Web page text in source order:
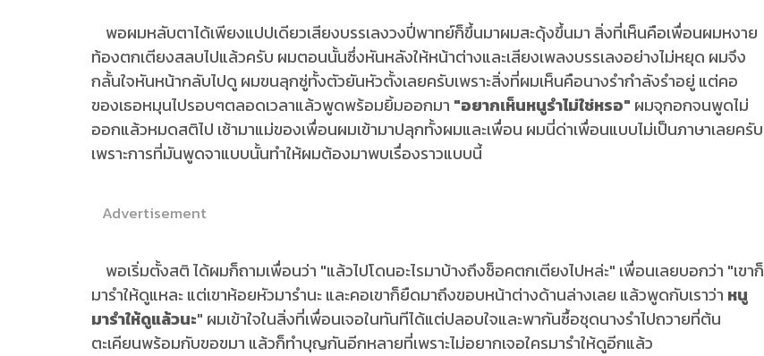
พอผมหลับตาได้เพียงแปปเดียวเสียงบรรเลงวงปี่พาทย์ก็ขึ้นมาผมสะดุ้งขึ้นมา สิ่งที่เห็นคือเพื่อนผมหงาย
ท้องตกเตียงสลบไปแล้วครับ ผมตอนนั้นซึ่งหันหลังให้หน้าต่างและเสียงเพลงบรรเลงอย่างไม่หยุด ผมจึง
กลั้นใจหันหน้ากลับไปดู ผมขนลุกซู่ทั้งตัวยันหัวตั้งเลยครับเพราะสิ่งที่ผมเห็นคือนางรำกำลังรำอยู่ แต่คอ
ของเธอหมุนไปรอบๆตลอดเวลาแล้วพูดพร้อมยิ้มออกมา "อยากเห็นหนูรำไม่ใช่หรอ" ผมจุกอกจนพูดไม่
ออกแล้วหมดสติไป เช้ามาแม่ของเพื่อนผมเข้ามาปลุกทั้งผมและเพื่อน ผมนี่ด่าเพื่อนแบบไม่เป็นภาษาเลยครับ
เพราะการที่มันพูดจาแบบนั้นทำให้ผมต้องมาพบเรื่องราวแบบนี้
Advertisement
พอเริ่มตั้งสติ ได้ผมก็ถามเพื่อนว่า "แล้วไปโดนอะไรมาบ้างถึงช็อคตกเตียงไปหล่ะ" เพื่อนเลยบอกว่า "เขาก็
มารำให้ดูแหละ แต่เขาห้อยหัวมารำนะ และคอเขาก็ยืดมาถึงขอบหน้าต่างด้านล่างเลย แล้วพูดกับเราว่า หนู
มารำให้ดูแล้วนะ" ผมเข้าใจในสิ่งที่เพื่อนเจอในทันทีได้แต่ปลอบใจและพากันซื้อชุดนางรำไปถวายที่ต้น
ตะเคียนพร้อมกับขอขมา แล้วก็ทำบุญกันอีกหลายที่เพราะไม่อยากเจอใครมารำให้ดูอีกแล้ว